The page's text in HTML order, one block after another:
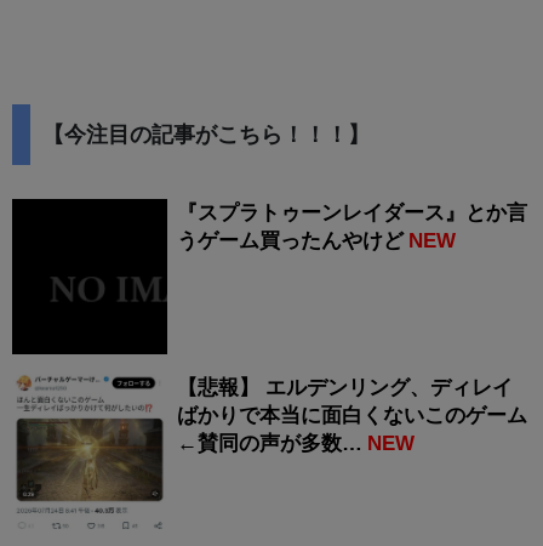
【今注目の記事がこちら！！！】
『スプラトゥーンレイダース』とか言
うゲーム買ったんやけど NEW
【悲報】 エルデンリング、ディレイ
ばかりで本当に面白くないこのゲーム
←賛同の声が多数… NEW